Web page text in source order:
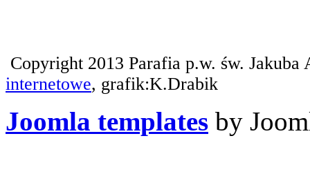
Copyright 2013 Parafia p.w. św.
internetowe, grafik:K.Drabik
Joomla templates by